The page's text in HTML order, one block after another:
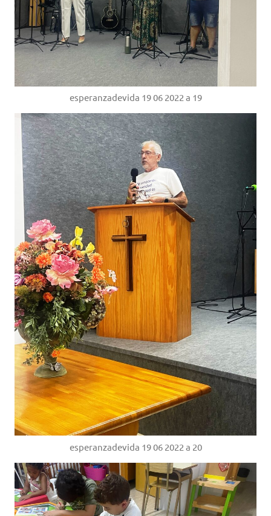
esperanzadevida 19 06 2022 a 19
esperanzadevida 19 06 2022 a 20